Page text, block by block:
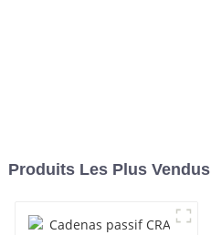
Produits Les Plus Vendus